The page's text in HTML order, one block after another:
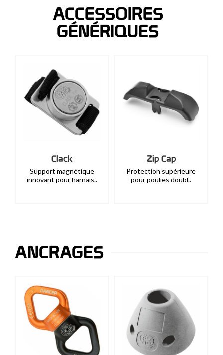
ACCESSOIRES
GÉNÉRIQUES
Clack
Support magnétique
innovant pour harnais..
Zip Cap
Protection supérieure
pour poulies doubl..
ANCRAGES